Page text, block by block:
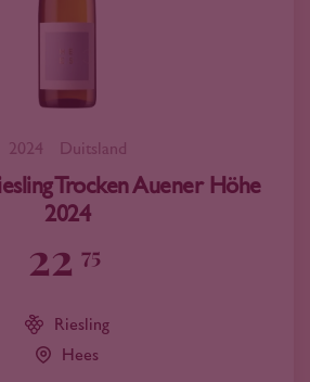
2024 Duitsland
Trocken Auener Höhe
2024
22 75
Riesling
Hees